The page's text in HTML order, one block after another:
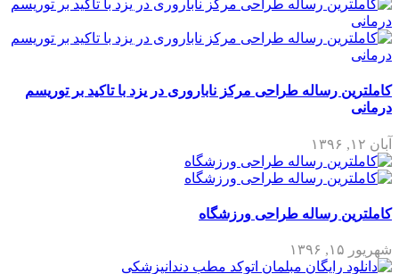
کاملترین رساله طراحی مرکز ناباروری در یزد با تاکید بر توریسم
درمانی
آبان ۱۲, ۱۳۹۶
کاملترین رساله طراحی ورزشگاه
شهریور ۱۵, ۱۳۹۶